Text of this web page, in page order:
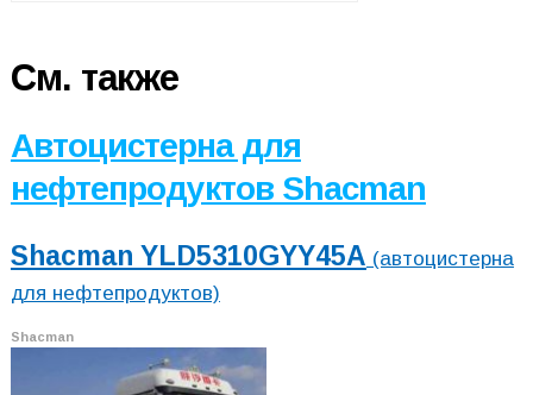
См. также
Автоцистерна для
нефтепродуктов Shacman
Shacman YLD5310GYY45A (автоцистерна
для нефтепродуктов)
Shacman